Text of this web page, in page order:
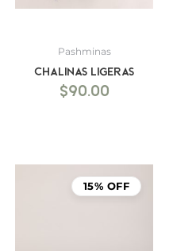
Pashminas
Chalinas ligeras
$90.00
15% OFF